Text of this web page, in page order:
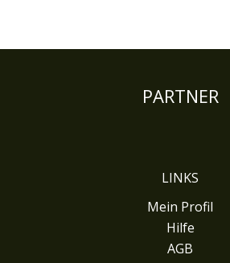
PARTNER
LINKS
Mein Profil
Hilfe
AGB